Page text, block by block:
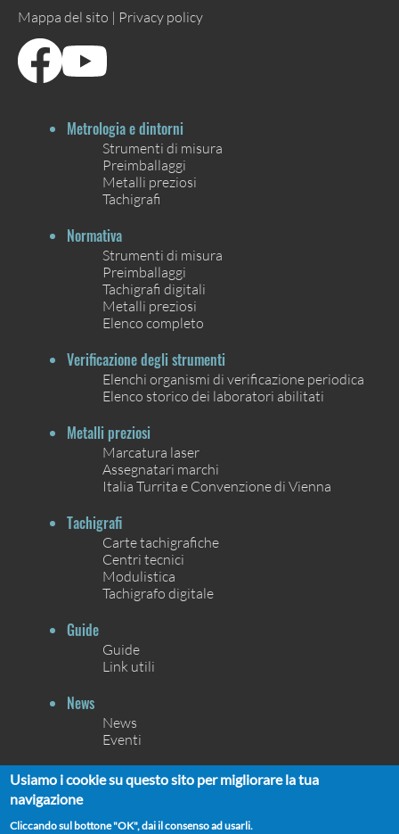
Mappa del sito | Privacy policy
Metrologia e dintorni
Strumenti di misura
Preimballaggi
Metalli preziosi
Tachigrafi
Normativa
Strumenti di misura
Preimballaggi
Tachigrafi digitali
Metalli preziosi
Elenco completo
Verificazione degli strumenti
Elenchi organismi di verificazione periodica
Elenco storico dei laboratori abilitati
Metalli preziosi
Marcatura laser
Assegnatari marchi
Italia Turrita e Convenzione di Vienna
Tachigrafi
Carte tachigrafiche
Centri tecnici
Modulistica
Tachigrafo digitale
Guide
Guide
Link utili
News
News
Eventi
Contatti
Usiamo i cookie su questo sito per migliorare la tua
navigazione
Cliccando sul bottone "OK", dai il consenso ad usarli.